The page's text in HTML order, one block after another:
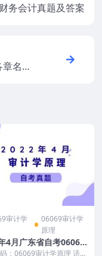
务会计真题及答案
名词
审计学
06069审计学
原理
4月广东省自考06069
原理历年真题及答案
：06069审计学原理 适用